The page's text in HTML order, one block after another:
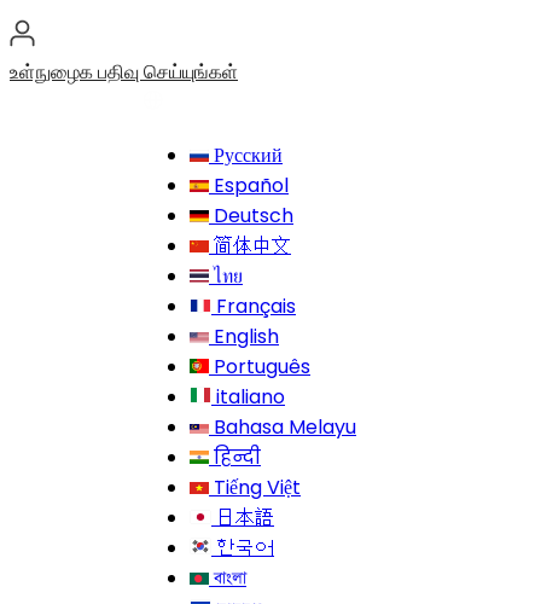
உள்நுழைகபதிவு செய்யுங்கள்
Русский
Español
Deutsch
简体中文
ไทย
Français
English
Português
italiano
Bahasa Melayu
हिन्दी
Tiếng Việt
日本語
한국어
বাংলা